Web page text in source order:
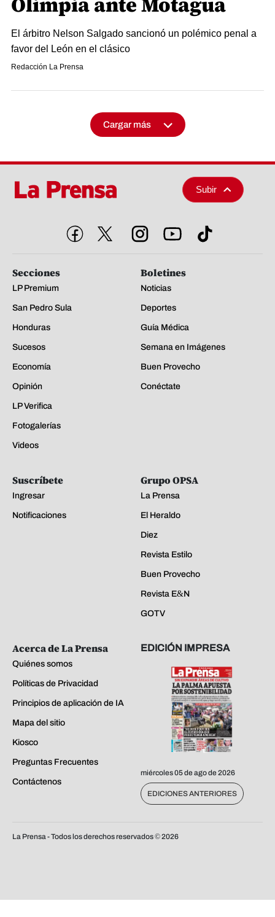
El árbitro Nelson Salgado sancionó un polémico penal a
favor del León en el clásico
Redacción La Prensa
Cargar más
Subir
Secciones
LP Premium
San Pedro Sula
Honduras
Sucesos
Economía
Opinión
LP Verifica
Fotogalerías
Videos
Boletines
Noticias
Deportes
Guía Médica
Semana en Imágenes
Buen Provecho
Conéctate
Suscríbete
Ingresar
Notificaciones
Grupo OPSA
La Prensa
El Heraldo
Diez
Revista Estilo
Buen Provecho
Revista E&N
GOTV
Acerca de La Prensa
Quiénes somos
Políticas de Privacidad
Principios de aplicación de IA
Mapa del sitio
Kiosco
Preguntas Frecuentes
Contáctenos
EDICIÓN IMPRESA
miércoles 05 de ago de 2026
EDICIONES ANTERIORES
La Prensa - Todos los derechos reservados ©2026